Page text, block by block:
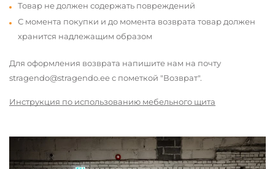
Товар не должен содержать повреждений
С момента покупки и до момента возврата товар должен
хранится надлежащим образом
Для оформления возврата напишите нам на почту
stragendo@stragendo.ee с пометкой "Возврат".
Инструкция по использованию мебельного щита